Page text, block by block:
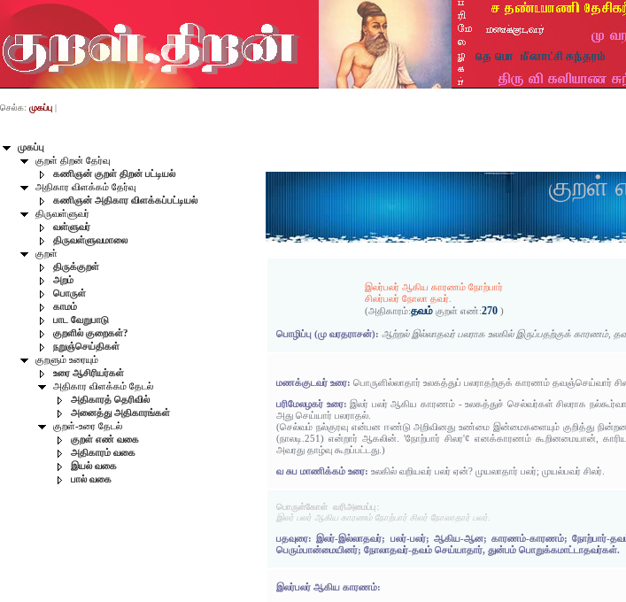
முகப்பு
குறள் திறன் தேர்வு
கணிஞன் குறள் திறன் பட்டியல்
அதிகார விளக்கம் தேர்வு
கணிஞன் அதிகார விளக்கப்பட்டியல்
திருவள்ளுவர்
வள்ளுவர்
திருவள்ளுவமாலை
குறள்
திருக்குறள்
அறம்
பொருள்
காமம்
பாட வேறுபாடு
குறளில் குறைகள்?
நறுஞ்செய்திகள்
குறளும் உரையும்
உரை ஆசிரியர்கள்
அதிகார விளக்கம் தேடல்
அதிகாரத் தெரிவில்
அனைத்து அதிகாரங்கள்
குறள்-உரை தேடல்
குறள் எண் வகை
அதிகாரம் வகை
இயல் வகை
பால் வகை
செல்க: முகப்பு |
குறள்
இலர்பலர் ஆகிய காரணம் நோற்பார்
சிலர்பலர் நோலா தவர்.
(அதிகாரம்:தவம்குறள் எண்:270)
பொழிப்பு (மு வரதராசன்): ஆற்றல் இல்லாதவர் பலராக உலகில் இருப்பதற்குக் காரணம்,
மணக்குடவர் உரை:பொருளில்லாதார் உலகத்துப் பலராதற்குக் காரணம் தவஞ்செய்வார்
பரிமேலழகர் உரை:இலர் பலர் ஆகிய காரணம் - உலகத்துச் செல்வர்கள் சிலராக
அது செய்யார் பலராதல்.
(செல்வம் நல்குரவு என்பன ஈண்டு அறிவினது உண்மை இன்மைகளையும் குறித்து
(நாலடி.251) என்றார் ஆகலின். 'நோற்பார் சிலர'¢ எனக்காரணம் கூறினமையான்,
அவரது தாழ்வு கூறப்பட்டது.)
வ சுப மாணிக்கம் உரை:உலகில் வறியவர் பலர் ஏன்? முயலாதார் பலர்; முயல்பவர் சிலர்.
பொருள்கோள் வரிஅமைப்பு:
இலர் பலர் ஆகிய காரணம் நோற்பார் சிலர் நோலாதார் பலர்.
பதவுரை: இலர்-இல்லாதவர்; பலர்-பலர்; ஆகிய-ஆன; காரணம்-காரணம்; நோற்பார்-
பெரும்பான்மையினர்; நோலாதவர்-தவம் செய்யாதார், துன்பம் பொறுக்கமாட்டாதவர்கள்.
இலர்பலர் ஆகிய காரணம்: